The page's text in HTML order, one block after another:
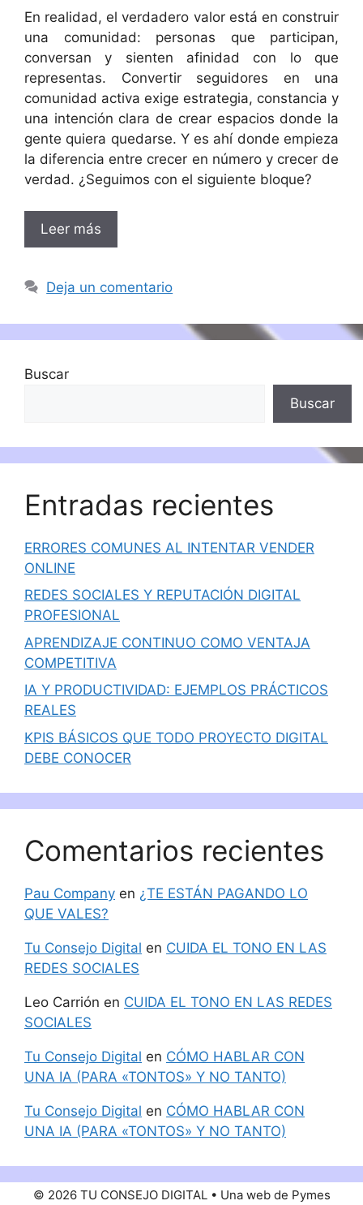
En realidad, el verdadero valor está en construir
una comunidad: personas que participan,
conversan y sienten afinidad con lo que
representas. Convertir seguidores en una
comunidad activa exige estrategia, constancia y
una intención clara de crear espacios donde la
gente quiera quedarse. Y es ahí donde empieza
la diferencia entre crecer en número y crecer de
verdad. ¿Seguimos con el siguiente bloque?
Leer más
Deja un comentario
Buscar
Buscar
Entradas recientes
ERRORES COMUNES AL INTENTAR VENDER
ONLINE
REDES SOCIALES Y REPUTACIÓN DIGITAL
PROFESIONAL
APRENDIZAJE CONTINUO COMO VENTAJA
COMPETITIVA
IA Y PRODUCTIVIDAD: EJEMPLOS PRÁCTICOS
REALES
KPIS BÁSICOS QUE TODO PROYECTO DIGITAL
DEBE CONOCER
Comentarios recientes
Pau Company en ¿TE ESTÁN PAGANDO LO
QUE VALES?
Tu Consejo Digital en CUIDA EL TONO EN LAS
REDES SOCIALES
Leo Carrión en CUIDA EL TONO EN LAS REDES
SOCIALES
Tu Consejo Digital en CÓMO HABLAR CON
UNA IA (PARA «TONTOS» Y NO TANTO)
Tu Consejo Digital en CÓMO HABLAR CON
UNA IA (PARA «TONTOS» Y NO TANTO)
© 2026 TU CONSEJO DIGITAL • Una web de Pymes